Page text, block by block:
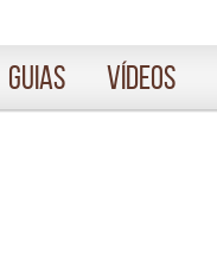
Guias Vídeos